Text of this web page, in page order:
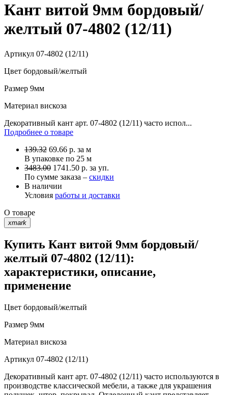
Кант витой 9мм бордовый/
желтый 07-4802 (12/11)
Артикул 07-4802 (12/11)
Цвет бордовый/желтый
Размер 9мм
Материал вискоза
Декоративный кант арт. 07-4802 (12/11) часто испол...
Подробнее о товаре
139.32 69.66 р. за м
В упаковке по 25 м
3483.00 1741.50 р. за уп.
По сумме заказа – скидки
В наличии
Условия работы и доставки
О товаре
xmark
Купить Кант витой 9мм бордовый/
желтый 07-4802 (12/11):
характеристики, описание,
применение
Цвет бордовый/желтый
Размер 9мм
Материал вискоза
Артикул 07-4802 (12/11)
Декоративный кант арт. 07-4802 (12/11) часто используются в
производстве классической мебели, а также для украшения